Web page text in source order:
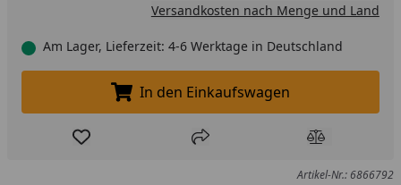
Versandkosten nach Menge und Land
Am Lager, Lieferzeit: 4-6 Werktage in Deutschland
In den Einkaufswagen legen
In den Einkaufswagen
Produkt zur Wunschliste hinzufügen
Teilen Produkt
Artikel-Nr.: 6866792